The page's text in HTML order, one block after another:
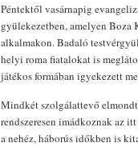
Péntektől vasárnapig
gyülekezetben, amelyen Boza
alkalmakon. Badaló
helyi roma fiatalokat is
játékos formában igyekezett
Mindkét szolgálattevő
rendszeresen imádkoznak az
a nehéz, háborús időkben is